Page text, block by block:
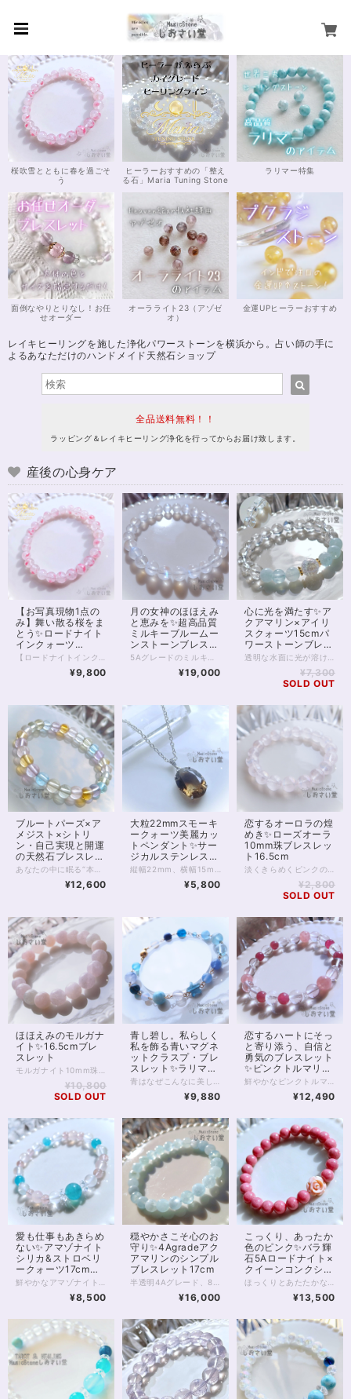
桜吹雪とともに春を過ごそ
う
ヒーラーおすすめの「整え
る石」Maria Tuning Stone
ラリマー特集
面倒なやりとりなし！お任
せオーダー
オーラライト23（アゾゼ
オ）
金運UPヒーラーおすすめ
レイキヒーリングを施した浄化パワーストーンを横浜から。占い師の手に
よるあなただけのハンドメイド天然石ショップ
全品送料無料！！
ラッピング＆レイキヒーリング浄化を行ってからお届け致します。
産後の心身ケア
【お写真現物1点の
み】舞い散る桜をま
とう✨ロードナイト
インクォーツ
16.5cmブレスレッ
¥9,800
月の女神のほほえみ
と恵みを✨超高品質
ミルキーブルームー
ンストーンブレスレ
ット16.5cm
¥19,000
心に光を満たす✨ア
クアマリン×アイリ
スクォーツ15cmパ
ワーストーンブレス
レット
¥7,300
SOLD OUT
ブルートパーズ×ア
メジスト×シトリ
ン・自己実現と開運
の天然石ブレスレッ
ト✨16cm
¥12,600
大粒22mmスモーキ
ークォーツ美麗カッ
トペンダント✨サー
ジカルステンレスチ
ェーン50cm・マグ
¥5,800
恋するオーロラの煌
めき✨ローズオーラ
10mm珠ブレスレッ
ト16.5cm
¥2,800
SOLD OUT
ほほえみのモルガナ
イト✨16.5cmブレ
スレット
¥10,800
SOLD OUT
青し碧し。私らしく
私を飾る青いマグネ
ットクラスプ・ブレ
スレット✨ラリマー
他17cm
¥9,880
恋するハートにそっ
と寄り添う、自信と
勇気のブレスレット
✨ピンクトルマリン
16.5cm
¥12,490
愛も仕事もあきらめ
ない✨アマゾナイト
シリカ&ストロベリ
ークォーツ17cmブ
レスレット
¥8,500
穏やかさこそ心のお
守り✨4Agradeアク
アマリンのシンプル
ブレスレット17cm
¥16,000
こっくり、あったか
色のピンク✨バラ輝
石5Aロードナイト×
クイーンコンクシェ
ルブレスレット
¥13,500